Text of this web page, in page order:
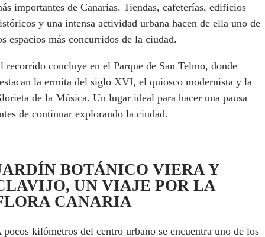
importantes de Canarias. Tiendas, cafeterías, edificios
y una intensa actividad urbana hacen de ella uno de
espacios más concurridos de la ciudad.
recorrido concluye en el Parque de San Telmo, donde
la ermita del siglo XVI, el quiosco modernista y la
de la Música. Un lugar ideal para hacer una pausa
de continuar explorando la ciudad.
BOTÁNICO VIERA Y
UN VIAJE POR LA
CANARIA
pocos kilómetros del centro urbano se encuentra uno de los